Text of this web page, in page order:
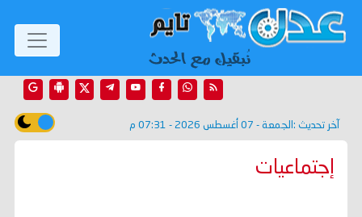
آخر تحديث : الجمعة - 07 أغسطس 2026 - 07:31 م
إجتماعيات